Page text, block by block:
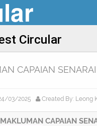
Circular
CAPAIAN SENARAI
03/2025 Created By: Leong
MAKLUMAN CAPAIAN